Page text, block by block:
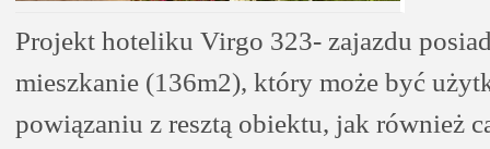
Projekt hoteliku Virgo 323- zajazdu
mieszkanie (136m2), który może być
powiązaniu z resztą obiektu, jak również